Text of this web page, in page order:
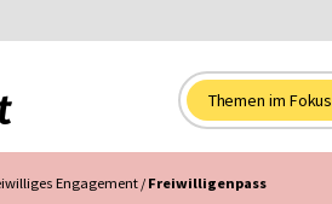
Themen im Fokus
Engagement / Freiwilligenpass